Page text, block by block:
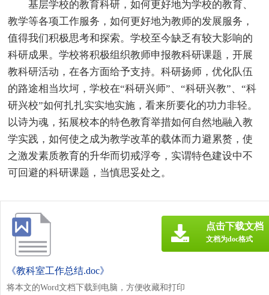
基层学校的教育科研，如何更好地为学校的教育、
教学等各项工作服务，如何更好地为教师的发展服务，
值得我们积极思考和探索。学校至今缺乏有较大影响的
科研成果。学校将积极组织教师申报教科研课题，开展
教科研活动，在各方面给予支持。科研扬师，优化队伍
的路途相当坎坷，学校在“科研兴师”、“科研兴教”、“科
研兴校”如何扎扎实实地实施，看来所要化的功力非轻。
以诗为魂，拓展校本的特色教育举措如何自然地融入教
学实践，如何使之成为教学改革的载体而力避累赘，使
之激发素质教育的升华而切戒浮夸，实谓特色建设中不
可回避的科研课题，当慎思妥处之。
《教科室工作总结.doc》
将本文的Word文档下载到电脑，方便收藏和打印
点击下载文档
文档为doc格式